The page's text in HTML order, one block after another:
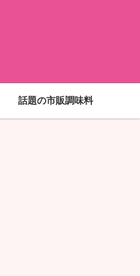
話題の市販調味料